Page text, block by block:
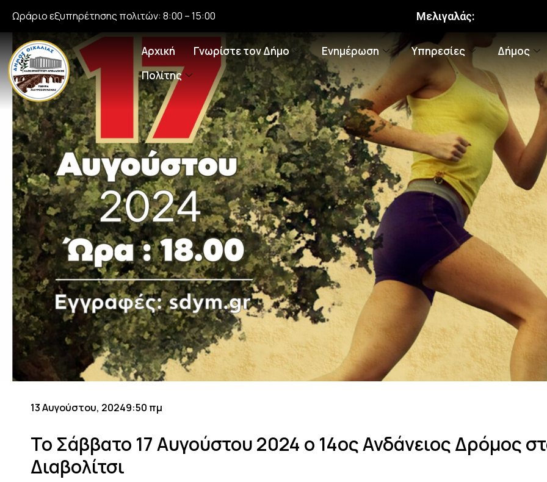
Ωράριο εξυπηρέτησης πολιτών: 8:00 – 15:00 Μελιγαλάς:
Αρχική Γνωρίστε τον Δήμο Ενημέρωση Υπηρεσίες
Δήμος
Πολίτης
13 Αυγούστου, 20249:50 πμ
Το Σάββατο 17 Αυγούστου 2024 ο 14ος Ανδάνειος Δρόμος
Διαβολίτσι